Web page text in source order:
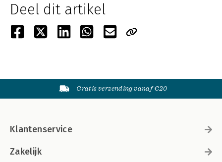
Deel dit artikel
Gratis verzending vanaf €20
Klantenservice
Zakelijk